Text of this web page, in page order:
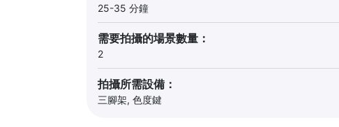
25-35 分鐘
需要拍攝的場景數量：
2
拍攝所需設備：
三腳架, 色度鍵